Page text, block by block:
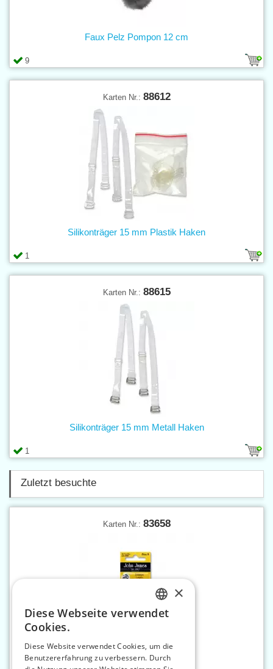
9
Faux Pelz Pompon 12 cm
Karten Nr.: 88612
1
Silikonträger 15 mm Plastik Haken
Karten Nr.: 88615
1
Silikonträger 15 mm Metall Haken
Zuletzt besuchte
Karten Nr.: 83658
Nähnadeln lang SHARPS 8
CZECH
ENGLISH
×
Diese Webseite verwendet
Cookies.
Diese Website verwendet Cookies, um die
Benutzererfahrung zu verbessern. Durch